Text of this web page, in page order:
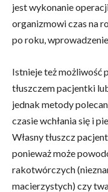
jest wykonanie
organizmowi czas na
po roku,
Istnieje też możliwość
tłuszczem pacjentki
jednak metody
czasie wchłania się i
Własny tłuszcz
ponieważ może
rakotwórczych
macierzystych) czy